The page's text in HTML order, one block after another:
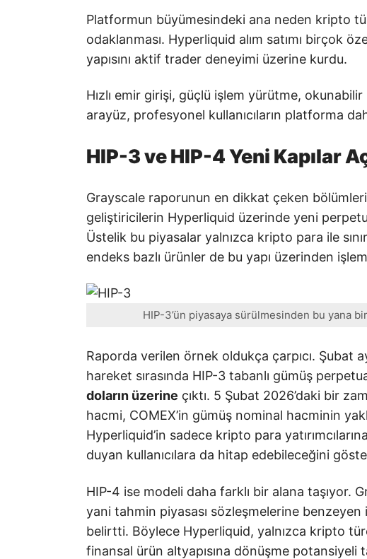
Platformun büyümesindeki ana neden kripto
odaklanması. Hyperliquid alım satımı birçok
yapısını aktif trader deneyimi üzerine kurdu.
Hızlı emir girişi, güçlü işlem yürütme,
arayüz, profesyonel kullanıcıların platforma
HIP-3 ve HIP-4 Yeni Kapılar
Grayscale raporunun en dikkat çeken
geliştiricilerin Hyperliquid üzerinde yeni
Üstelik bu piyasalar yalnızca kripto para ile
endeks bazlı ürünler de bu yapı üzerinden
HIP-3’ün piyasaya sürülmesinden bu yana
Raporda verilen örnek oldukça çarpıcı. Şubat
hareket sırasında HIP-3 tabanlı gümüş
doların üzerine çıktı. 5 Şubat 2026’daki bir
hacmi, COMEX’in gümüş nominal hacminin
Hyperliquid’in sadece kripto para
duyan kullanıcılara da hitap edebileceğini
HIP-4 ise modeli daha farklı bir alana taşıyor.
yani tahmin piyasası sözleşmelerine benzeyen
belirtti. Böylece Hyperliquid, yalnızca kripto
finansal ürün altyapısına dönüşme potansiyeli